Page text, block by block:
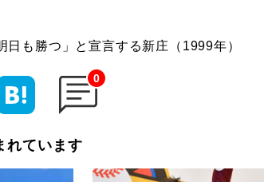
日も勝つ」と宣言する新庄（1999年）
0
れています